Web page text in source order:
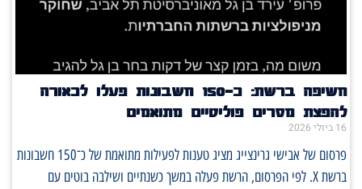
חשיפה ברשת: כ־150 חשבונות פעלו לכאורה
להפצת מסרים פוליטיים מתואמים
16 ביולי 2026
פרסום של אבישי גרינצייג מציג טענות לפעילות מתואמת של כ־150 חשבונות
ברשת X. לפי הפרסום, הרשת פעלה במשך כשנתיים ושילבה בוטים עם